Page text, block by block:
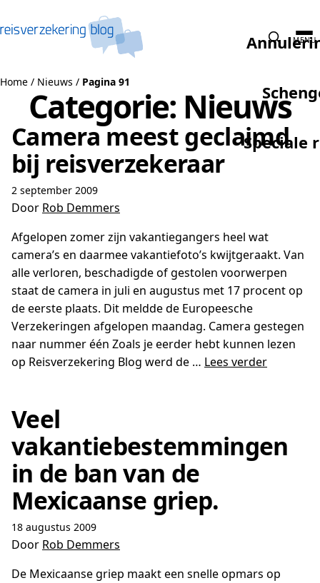
Speciale
MENU
Home / Nieuws / Pagina 91
Categorie: Nieuws
Camera meest geclaimd
bij reisverzekeraar
2 september 2009
Door Rob Demmers
Afgelopen zomer zijn vakantiegangers heel wat
camera’s en daarmee vakantiefoto’s kwijtgeraakt. Van
alle verloren, beschadigde of gestolen voorwerpen
staat de camera in juli en augustus met 17 procent op
de eerste plaats. Dit meldde de Europeesche
Verzekeringen afgelopen maandag. Camera gestegen
naar nummer één Zoals je eerder hebt kunnen lezen
op Reisverzekering Blog werd de … Lees verder
Veel
vakantiebestemmingen
in de ban van de
Mexicaanse griep.
18 augustus 2009
Door Rob Demmers
De Mexicaanse griep maakt een snelle opmars op